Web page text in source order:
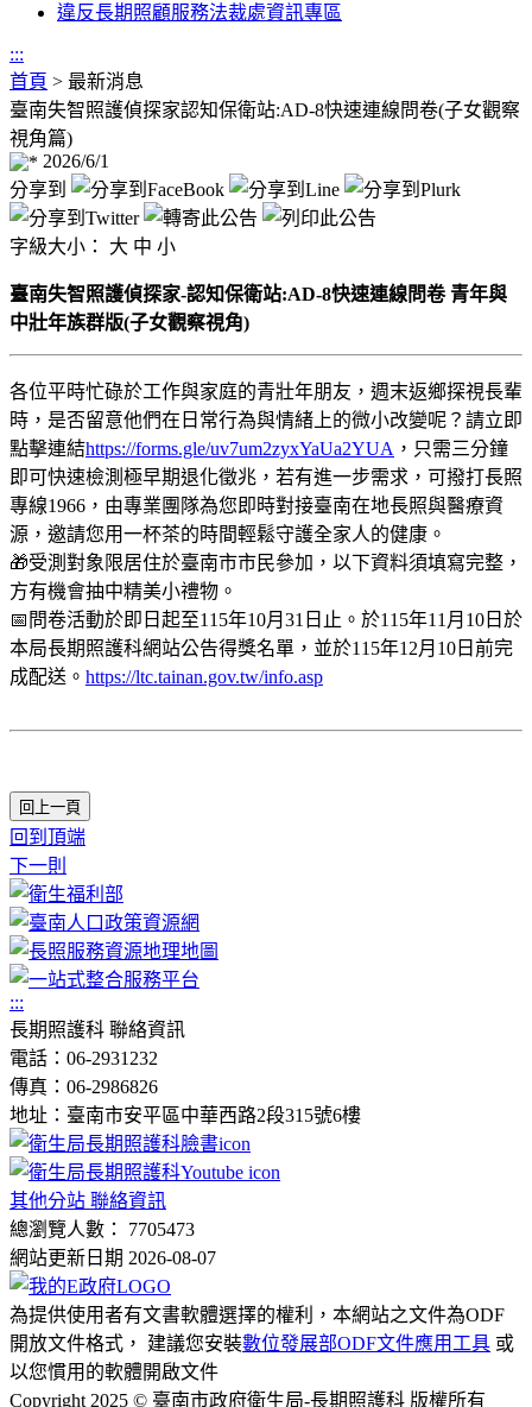
違反長期照顧服務法裁處資訊專區
:::
首頁 > 最新消息
臺南失智照護偵探家認知保衛站:AD-8快速連線問卷(子女觀察
視角篇)
2026/6/1
分享到
字級大小： 大 中 小
臺南失智照護偵探家-認知保衛站:AD-8快速連線問卷 青年與
中壯年族群版(子女觀察視角)
各位平時忙碌於工作與家庭的青壯年朋友，週末返鄉探視長輩
時，是否留意他們在日常行為與情緒上的微小改變呢？請立即
點擊連結https://forms.gle/uv7um2zyxYaUa2YUA ，只需三分鐘
即可快速檢測極早期退化徵兆，若有進一步需求，可撥打長照
專線1966，由專業團隊為您即時對接臺南在地長照與醫療資
源，邀請您用一杯茶的時間輕鬆守護全家人的健康。
🎁受測對象限居住於臺南市市民參加，以下資料須填寫完整，
方有機會抽中精美小禮物。
📅問卷活動於即日起至115年10月31日止。於115年11月10日於
本局長期照護科網站公告得獎名單，並於115年12月10日前完
成配送。 https://ltc.tainan.gov.tw/info.asp
回上一頁
回到頂端
下一則
:::
長期照護科 聯絡資訊
電話：06-2931232
傳真：06-2986826
地址：臺南市安平區中華西路2段315號6樓
其他分站 聯絡資訊
總瀏覽人數： 7705473
網站更新日期 2026-08-07
為提供使用者有文書軟體選擇的權利，本網站之文件為ODF
開放文件格式， 建議您安裝數位發展部ODF文件應用工具 或
以您慣用的軟體開啟文件
Copyright 2025 © 臺南市政府衛生局-長期照護科 版權所有